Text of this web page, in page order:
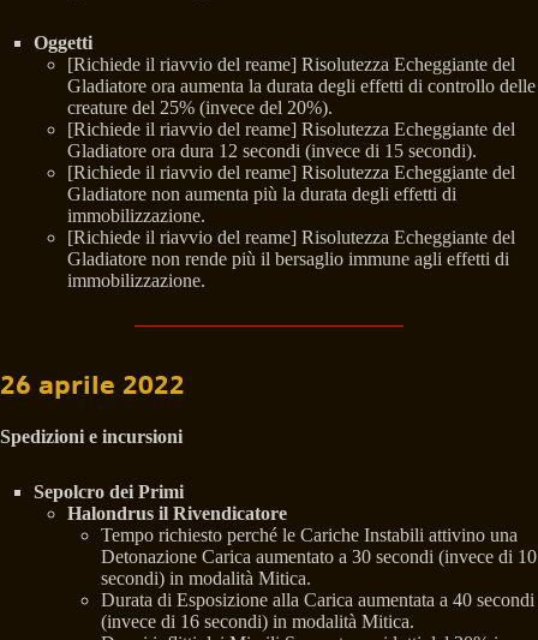
Oggetti
[Richiede il riavvio del reame] Risolutezza Echeggiante del
Gladiatore ora aumenta la durata degli effetti di controllo delle
creature del 25% (invece del 20%).
[Richiede il riavvio del reame] Risolutezza Echeggiante del
Gladiatore ora dura 12 secondi (invece di 15 secondi).
[Richiede il riavvio del reame] Risolutezza Echeggiante del
Gladiatore non aumenta più la durata degli effetti di
immobilizzazione.
[Richiede il riavvio del reame] Risolutezza Echeggiante del
Gladiatore non rende più il bersaglio immune agli effetti di
immobilizzazione.
26 aprile 2022
Spedizioni e incursioni
Sepolcro dei Primi
Halondrus il Rivendicatore
Tempo richiesto perché le Cariche Instabili attivino una
Detonazione Carica aumentato a 30 secondi (invece di 10
secondi) in modalità Mitica.
Durata di Esposizione alla Carica aumentata a 40 secondi
(invece di 16 secondi) in modalità Mitica.